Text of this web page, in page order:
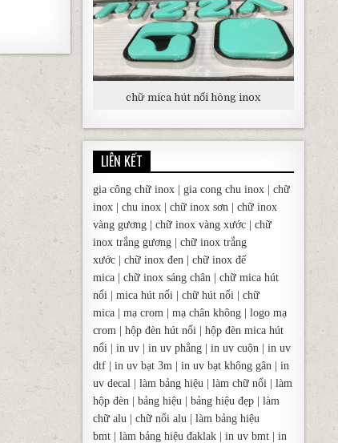
chữ mica hút nổi hông inox
LIÊN KẾT
gia công chữ inox| gia cong chu inox| chữ
inox| chu inox| chữ inox sơn | chữ inox
vàng gương| chữ inox vàng xước| chữ
inox trắng gương| chữ inox trắng
xước| chữ inox đen | chữ inox đế
mica| chữ inox sáng chân | chữ mica hút
nổi | mica hút nổi | chữ hút nổi | chữ
mica| mạ crom | mạ chân không| logo mạ
crom | hộp đèn hút nổi | hộp đèn mica hút
nổi | in uv| in uv phẳng| in uv cuộn | in uv
dtf| in uv bạt 3m | in uv bạt không gân | in
uv decal | làm bảng hiệu | làm chữ nổi | làm
hộp đèn | bảng hiệu | bảng hiệu đẹp| làm
chữ alu | chữ nổi alu | làm bảng hiệu
bmt| làm bảng hiệu đaklak| in uv bmt| in